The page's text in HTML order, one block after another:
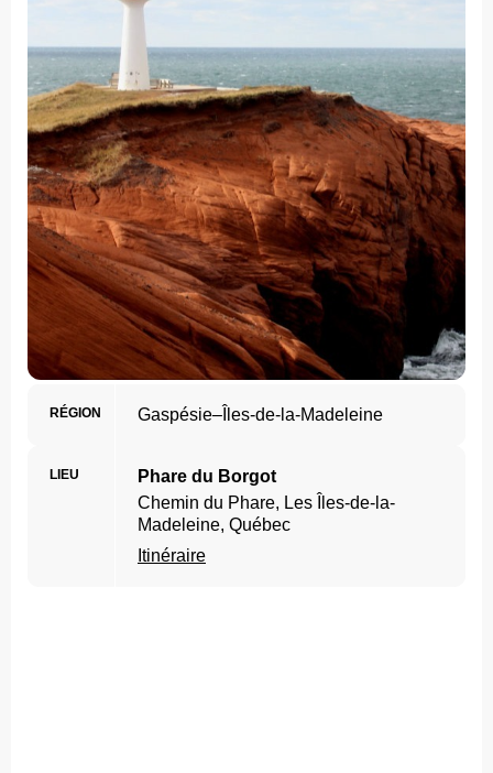
RÉGION Gaspésie–Îles-de-la-Madeleine
LIEU
Phare du Borgot
Chemin du Phare, Les Îles-de-la-
Madeleine, Québec
Itinéraire